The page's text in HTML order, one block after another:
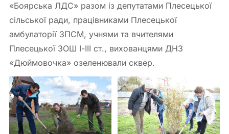
«Боярська ЛДС» разом із депутатами Плесецької
сільської ради, працівниками Плесецької
амбулаторії ЗПСМ, учнями та вчителями
Плесецької ЗОШ І-ІІІ ст., вихованцями ДНЗ
«Дюймовочка» озеленювали сквер.